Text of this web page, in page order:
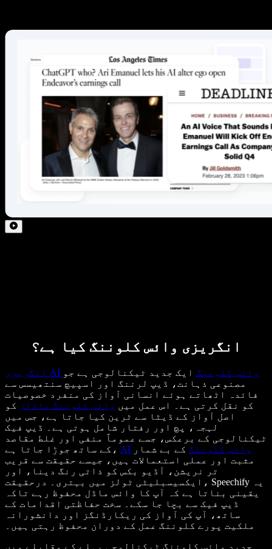
انگریزی وائس کلوننگ کیا ہے؟
انگریزی AI وائس کلوننگ ایک جدید ٹیکنالوجی ہے جو
مصنوعی ذہانت، ڈیپ لرننگ اور اسپیچ سنتھیسس سے
فائدہ اٹھاتے ہوئے انسانی آواز کی منفرد خصوصیات
کو نقل کرتی ہے۔ اس عمل میں وائس کلوننگ ماڈلز
کو
اصل آواز کے ڈیٹا سے ٹرین کیا جاتا ہے، جس میں
لہجہ، پچ اور رفتار شامل ہوتی ہے۔ ڈیپ فیک
ٹیکنالوجی کے برعکس، جسے عموماً منفی اور غلط مقاصد
کے ساتھ جوڑا جاتا ہے،
AI وائس کلوننگ کے بے شمار
مثبت اور عملی استعمالات ہیں، جیسے حقیقت سے قریب
تر نریشن، آڈیو بکس کو ذاتی رنگ دینا، اور
ایکسیسبلیٹی ٹولز میں بہتری۔ درحقیقت، Speechify یہ
یقینی بناتا ہے کہ آپ کا وائس ماڈل محفوظ رہے تاکہ
ڈیپ فیک سے بچا جا سکے۔ سخت حفاظتی اقدامات کے
ساتھ، آپ کی آواز کی ریکارڈنگز اور دانشورانہ
ملکیت پورے کلوننگ عمل کے دوران محفوظ رہتی ہیں۔
جدید وائس کلوننگ ٹیکنالوجی پہلے کے مقابلے میں